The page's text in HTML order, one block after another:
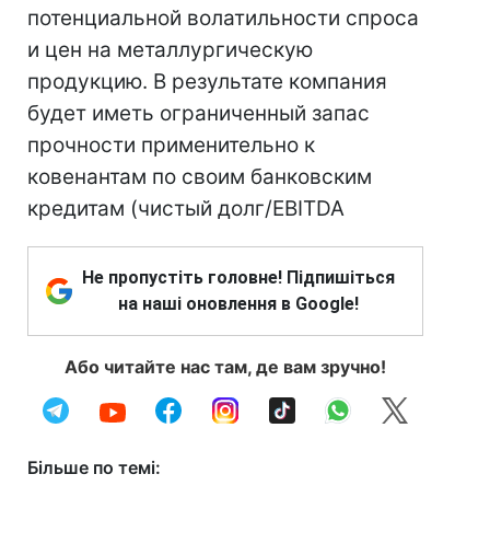
потенциальной волатильности спроса
и цен на металлургическую
продукцию. В результате компания
будет иметь ограниченный запас
прочности применительно к
ковенантам по своим банковским
кредитам (чистый долг/EBITDA
Не пропустіть головне! Підпишіться
на наші оновлення в Google!
Або читайте нас там, де вам зручно!
Більше по темі: